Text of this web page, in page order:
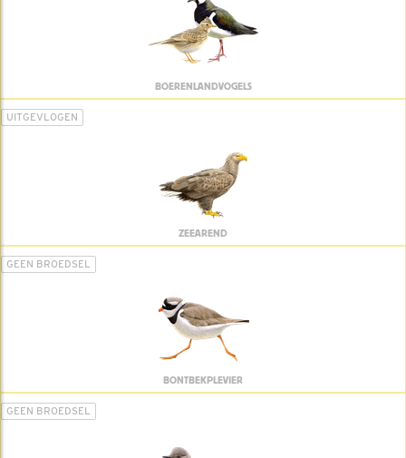
BOERENLANDVOGELS
UITGEVLOGEN
ZEEAREND
GEEN BROEDSEL
BONTBEKPLEVIER
GEEN BROEDSEL